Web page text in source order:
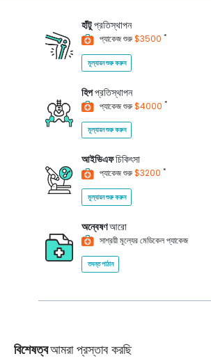
হাঁটুপ্রতিস্থাপন
প্যাকেজ শুরু$3500 *
মূল্যায়ন শুরু করুন
হিপপ্রতিস্থাপন
প্যাকেজ শুরু$4000 *
মূল্যায়ন শুরু করুন
আইভিএফচিকিৎসা
প্যাকেজ শুরু$3200 *
মূল্যায়ন শুরু করুন
অন্বেষণআরো
সাশ্রয়ী মূল্যের মেডিকেল প্যাকেজ
তদন্ত পাঠান
বিশেষত্বআমরা প্রস্তাব করছি